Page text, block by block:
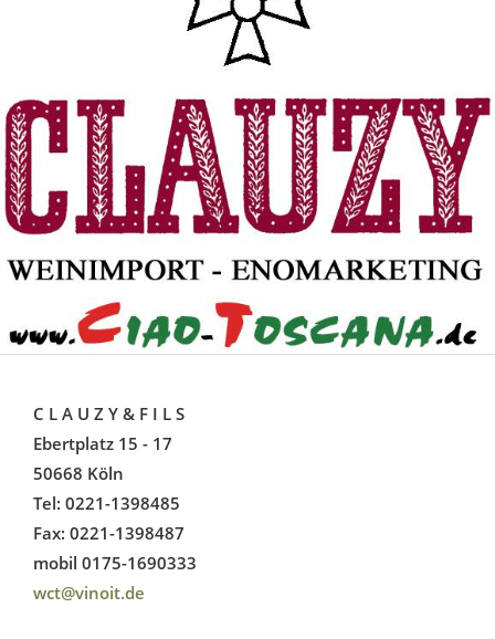
C L A U Z Y & F I L S
Ebertplatz 15 - 17
50668 Köln
Tel: 0221-1398485
Fax: 0221-1398487
mobil 0175-1690333
wct@vinoit.de